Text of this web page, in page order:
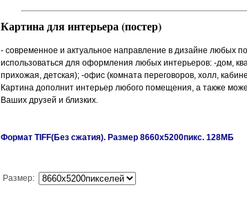
Картина для интерьера (постер)
- современное и актуальное направление в дизайне любых
использоваться для оформления любых интерьеров: -дом,
прихожая, детская); -офис (комната переговоров, холл,
Картина дополнит интерьер любого помещения, а также
Ваших друзей и близких.
Формат TIFF(Без сжатия). Размер 8660х5200пикс. 128МБ
Размер: